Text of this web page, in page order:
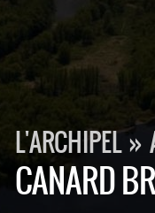
L'ARCHIPEL »
CANARD